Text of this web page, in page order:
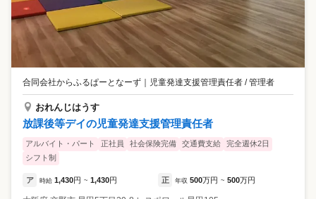
合同会社からふるぱーとなーず ｜ 児童発達支援管理責任者 / 管理者
おれんじはうす
放課後等デイの児童発達支援管理責任者
アルバイト・パート 正社員 社会保険完備 交通費支給
完全週休2日
シフト制
ア 時給 1,430円 ~ 1,430円 正 年収 500万円 ~ 500万円